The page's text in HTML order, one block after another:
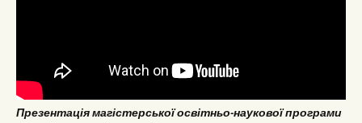
Презентація магістерської освітньо-наукової програми